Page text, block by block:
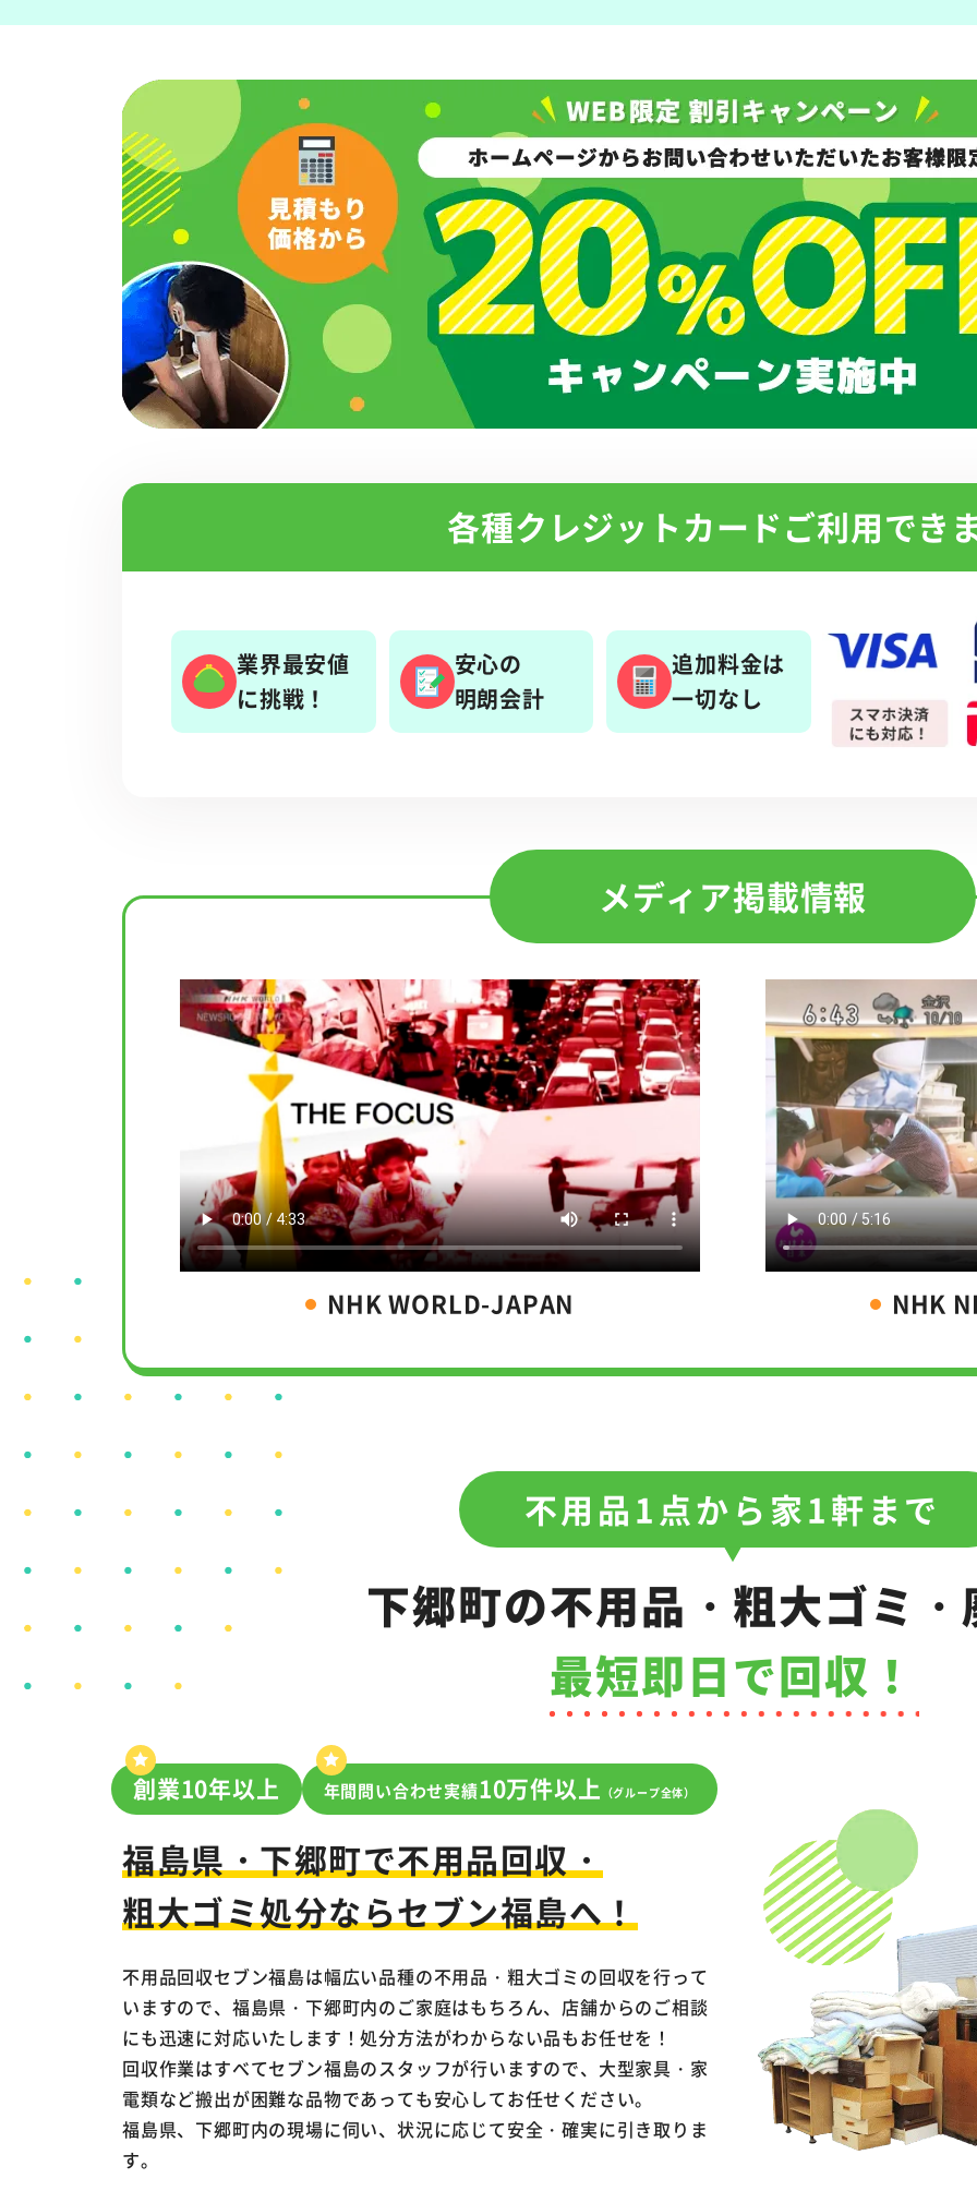
各種クレジットカードご利用でき
業界最安値
に挑戦！
安心の
明朗会計
追加料金は
一切なし
メディア掲載情報
NHK WORLD-JAPAN NHK
不用品1点から家1軒まで
下郷町の不用品・ 粗大ゴミ
最短即日で回収！
創業10年以上 年間問い合わせ実績10万件以上 （グループ全体）
福島県・下郷町で不用品回収・
粗大ゴミ処分ならセブン福島へ！
不用品回収セブン福島は幅広い品種の不用品・粗大ゴミの回収を行って
いますので、福島県・下郷町内のご家庭はもちろん、店舗からのご相談
にも迅速に対応いたします！処分方法がわからない品もお任せを！
回収作業はすべてセブン福島のスタッフが行いますので、大型家具・家
電類など搬出が困難な品物であっても安心してお任せください。
福島県、下郷町内の現場に伺い、状況に応じて安全・確実に引き取りま
す。